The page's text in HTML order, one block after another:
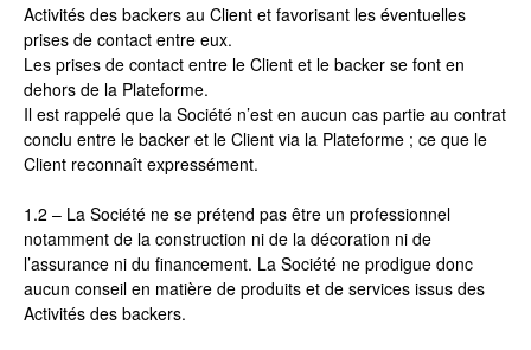
Activités des backers au Client et favorisant les éventuelles
prises de contact entre eux.
Les prises de contact entre le Client et le backer se font en
dehors de la Plateforme.
Il est rappelé que la Société n’est en aucun cas partie au contrat
conclu entre le backer et le Client via la Plateforme ; ce que le
Client reconnaît expressément.
1.2 – La Société ne se prétend pas être un professionnel
notamment de la construction ni de la décoration ni de
l’assurance ni du financement. La Société ne prodigue donc
aucun conseil en matière de produits et de services issus des
Activités des backers.